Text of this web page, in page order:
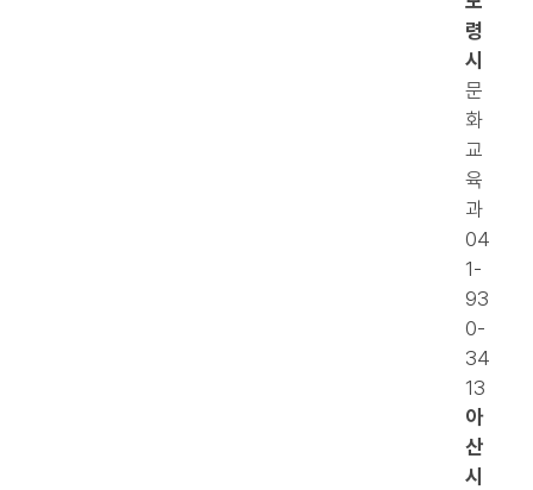
령
시
문
화
교
육
과
04
1-
93
0-
34
13
아
산
시